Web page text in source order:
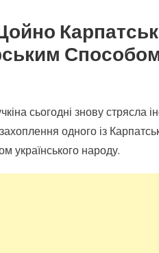
сьогодні знову стрясла
одного із
українського народу.